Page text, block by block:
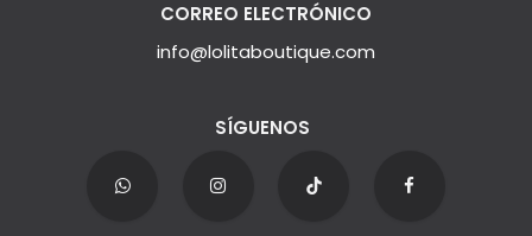
CORREO ELECTRÓNICO
info@lolitaboutique.com
SÍGUENOS